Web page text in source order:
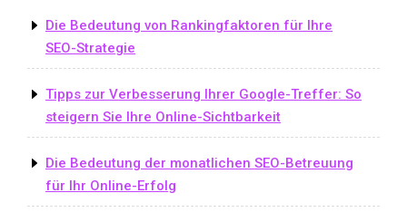
Die Bedeutung von Rankingfaktoren für Ihre
SEO-Strategie
Tipps zur Verbesserung Ihrer Google-Treffer: So
steigern Sie Ihre Online-Sichtbarkeit
Die Bedeutung der monatlichen SEO-Betreuung
für Ihr Online-Erfolg